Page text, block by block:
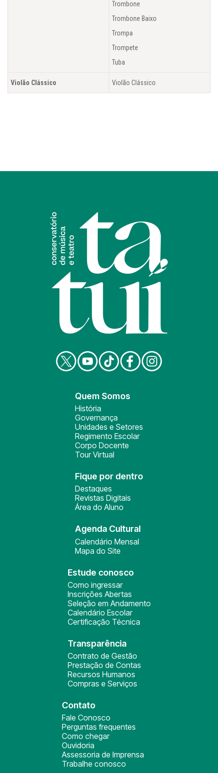
Trombone
Trombone Baixo
Trompa
Trompete
Tuba
Violão Clássico Violão Clássico
Quem Somos
História
Governança
Unidades e Setores
Regimento Escolar
Corpo Docente
Tour Virtual
Fique por dentro
Destaques
Revistas Digitais
Área do Aluno
Agenda Cultural
Calendário Mensal
Mapa do Site
Estude conosco
Como ingressar
Inscrições Abertas
Seleção em Andamento
Calendário Escolar
Certificação Técnica
Transparência
Contrato de Gestão
Prestação de Contas
Recursos Humanos
Compras e Serviços
Contato
Fale Conosco
Perguntas frequentes
Como chegar
Ouvidoria
Assessoria de Imprensa
Trabalhe conosco